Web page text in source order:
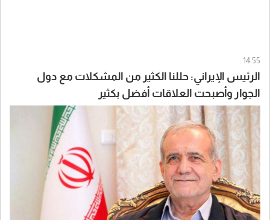
14:55
الرئيس الإيراني: حللنا الكثير من المشكلات مع دول
الجوار وأصبحت العلاقات أفضل بكثير